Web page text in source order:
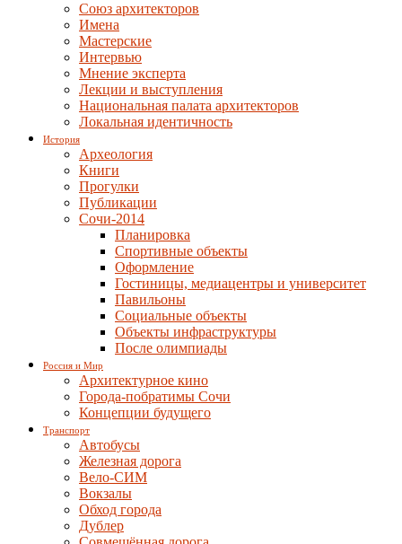
Союз архитекторов
Имена
Мастерские
Интервью
Мнение эксперта
Лекции и выступления
Национальная палата архитекторов
Локальная идентичность
История
Археология
Книги
Прогулки
Публикации
Сочи-2014
Планировка
Спортивные объекты
Оформление
Гостиницы, медиацентры и университет
Павильоны
Социальные объекты
Объекты инфраструктуры
После олимпиады
Россия и Мир
Архитектурное кино
Города-побратимы Сочи
Концепции будущего
Транспорт
Автобусы
Железная дорога
Вело-СИМ
Вокзалы
Обход города
Дублер